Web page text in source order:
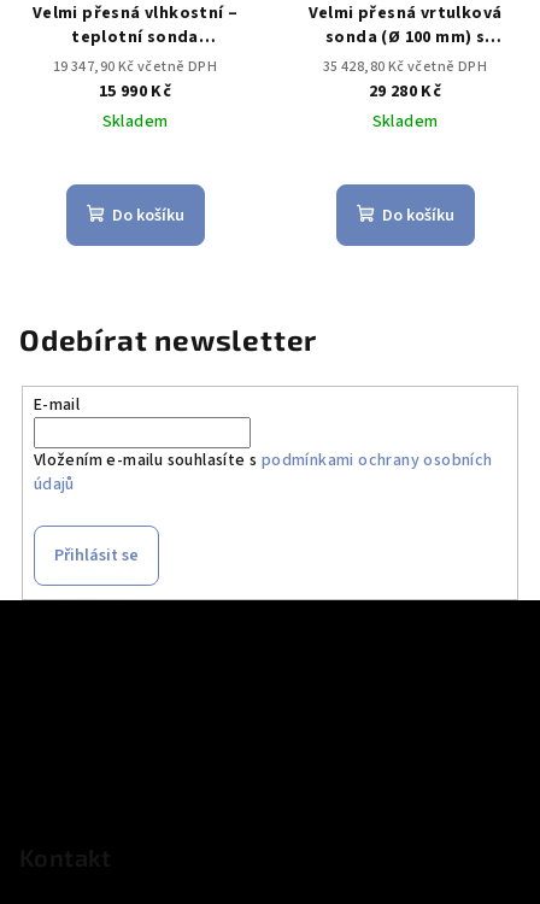
Velmi přesná vlhkostní –
teplotní sonda
s připojovacím kabelem
19 347,90 Kč včetně DPH
15 990 Kč
Skladem
Do košíku
Velmi přesná vrtulková
sonda (Ø 100 mm) s
Bluetooth®, vč. teplotního
senzoru
35 428,80 Kč včetně DPH
29 280 Kč
Skladem
Do košíku
Odebírat newsletter
E-mail
Vložením e-mailu souhlasíte s podmínkami ochrany osobních
údajů
Přihlásit se